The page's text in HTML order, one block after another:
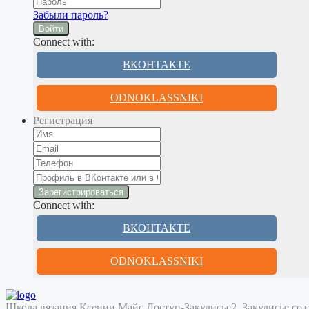
Забыли пароль?
Войти
Connect with:
ВКОНТАКТЕ
ODNOKLASSNIKI
Регистрация
Connect with:
ВКОНТАКТЕ
ODNOKLASSNIKI